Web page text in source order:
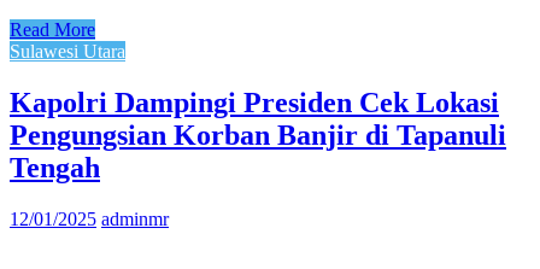
Read More
Sulawesi Utara
Kapolri Dampingi Presiden Cek Lokasi
Pengungsian Korban Banjir di Tapanuli
Tengah
12/01/2025 adminmr